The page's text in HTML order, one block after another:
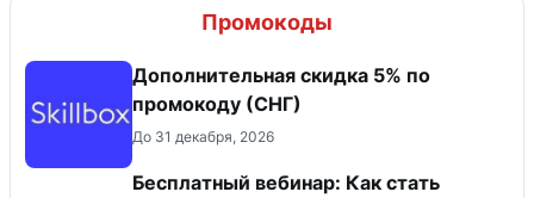
Промокоды
Дополнительная скидка 5% по
промокоду (СНГ)
До 31 декабря, 2026
Бесплатный вебинар: Как стать